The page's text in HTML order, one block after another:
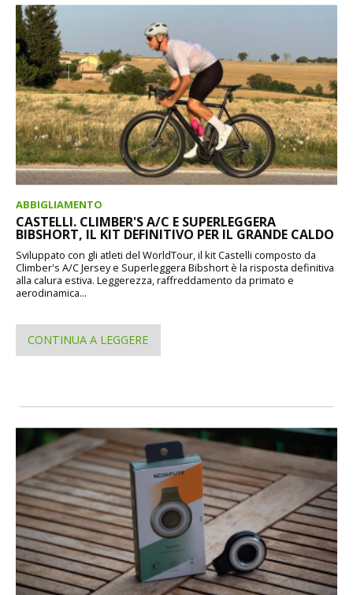
ABBIGLIAMENTO
CASTELLI. CLIMBER'S A/C E SUPERLEGGERA
BIBSHORT, IL KIT DEFINITIVO PER IL GRANDE CALDO
Sviluppato con gli atleti del WorldTour, il kit Castelli composto da
Climber's A/C Jersey e Superleggera Bibshort è la risposta definitiva
alla calura estiva. Leggerezza, raffreddamento da primato e
aerodinamica...
CONTINUA A LEGGERE